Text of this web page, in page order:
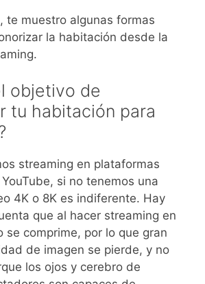
te muestro algunas formas
la habitación desde la
objetivo de
tu habitación para
streaming en plataformas
si no tenemos una
4K o 8K es indiferente. Hay
que al hacer streaming en
se comprime, por lo que gran
de imagen se pierde, y no
los ojos y cerebro de